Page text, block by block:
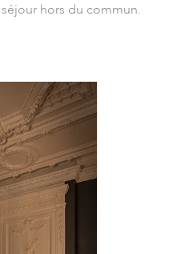
hors du commun.